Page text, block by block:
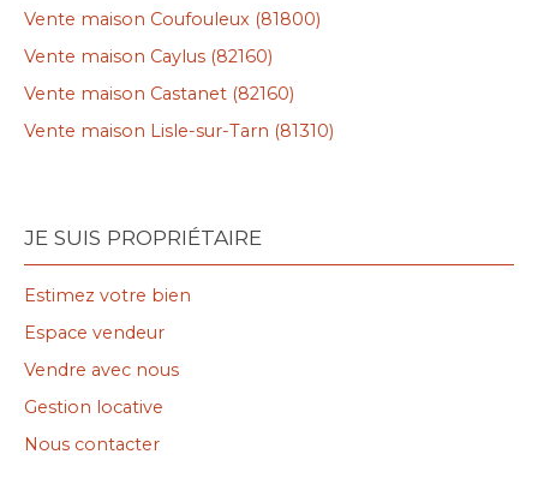
Vente maison Coufouleux (81800)
Vente maison Caylus (82160)
Vente maison Castanet (82160)
Vente maison Lisle-sur-Tarn (81310)
JE SUIS PROPRIÉTAIRE
Estimez votre bien
Espace vendeur
Vendre avec nous
Gestion locative
Nous contacter